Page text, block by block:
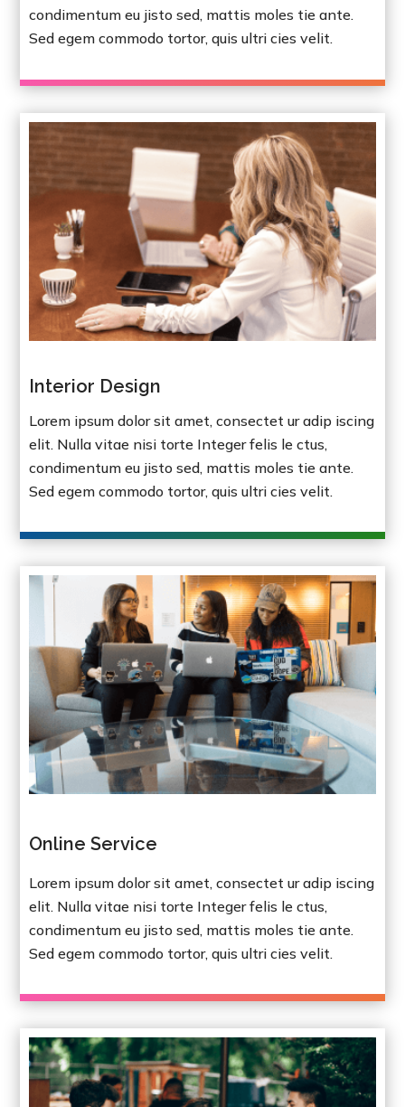
condimentum eu jisto sed, mattis moles tie ante.
Sed egem commodo tortor, quis ultri cies velit.
Interior Design
Lorem ipsum dolor sit amet, consectet ur adip iscing
elit. Nulla vitae nisi torte Integer felis le ctus,
condimentum eu jisto sed, mattis moles tie ante.
Sed egem commodo tortor, quis ultri cies velit.
Online Service
Lorem ipsum dolor sit amet, consectet ur adip iscing
elit. Nulla vitae nisi torte Integer felis le ctus,
condimentum eu jisto sed, mattis moles tie ante.
Sed egem commodo tortor, quis ultri cies velit.